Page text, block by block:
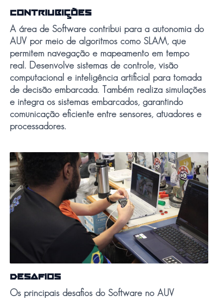
CONTRIUBIÇÕES
A área de Software contribui para a autonomia do
AUV por meio de algoritmos como SLAM, que
permitem navegação e mapeamento em tempo
real. Desenvolve sistemas de controle, visão
computacional e inteligência artificial para tomada
de decisão embarcada. Também realiza simulações
e integra os sistemas embarcados, garantindo
comunicação eficiente entre sensores, atuadores e
processadores.
DESAFIOS
Os principais desafios do Software no AUV